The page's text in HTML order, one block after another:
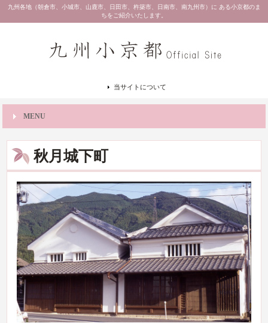
九州各地（朝倉市、小城市、山鹿市、日田市、杵築市、日南市、南九州市）に ある小京都のま
ちをご紹介いたします。
当サイトについて
MENU
秋月城下町